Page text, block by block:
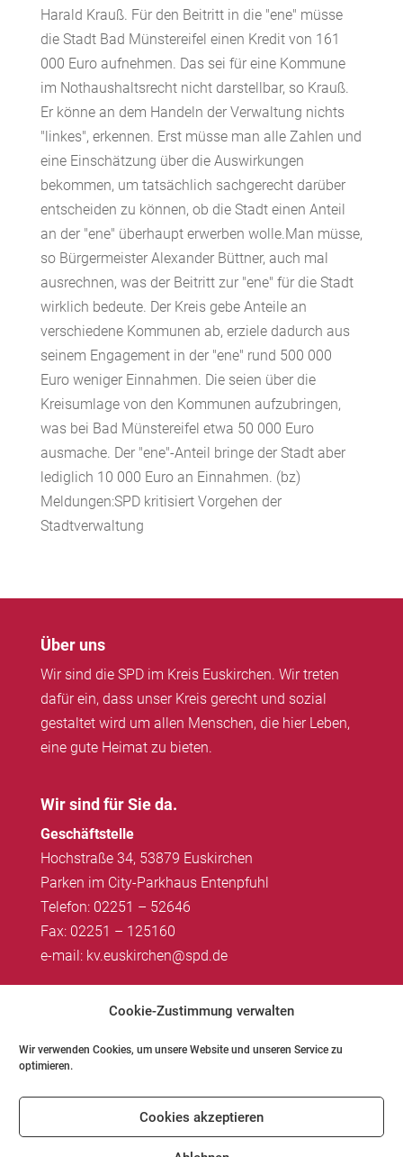
Cookie-Zustimmung verwalten
Wir verwenden Cookies, um unsere Website und unseren Service zu
optimieren.
Cookies akzeptieren
Harald Krauß. Für den Beitritt in die "ene" müsse
die Stadt Bad Münstereifel einen Kredit von 161
000 Euro aufnehmen. Das sei für eine Kommune
im Nothaushaltsrecht nicht darstellbar, so Krauß.
Er könne an dem Handeln der Verwaltung nichts
"linkes", erkennen. Erst müsse man alle Zahlen und
eine Einschätzung über die Auswirkungen
bekommen, um tatsächlich sachgerecht darüber
entscheiden zu können, ob die Stadt einen Anteil
an der "ene" überhaupt erwerben wolle.Man müsse,
so Bürgermeister Alexander Büttner, auch mal
ausrechnen, was der Beitritt zur "ene" für die Stadt
wirklich bedeute. Der Kreis gebe Anteile an
verschiedene Kommunen ab, erziele dadurch aus
seinem Engagement in der "ene" rund 500 000
Euro weniger Einnahmen. Die seien über die
Kreisumlage von den Kommunen aufzubringen,
was bei Bad Münstereifel etwa 50 000 Euro
ausmache. Der "ene"-Anteil bringe der Stadt aber
lediglich 10 000 Euro an Einnahmen. (bz)
Meldungen:SPD kritisiert Vorgehen der
Stadtverwaltung
Über uns
Wir sind die SPD im Kreis Euskirchen. Wir treten
dafür ein, dass unser Kreis gerecht und sozial
gestaltet wird um allen Menschen, die hier Leben,
eine gute Heimat zu bieten.
Wir sind für Sie da.
Geschäftstelle
Hochstraße 34, 53879 Euskirchen
Parken im City-Parkhaus Entenpfuhl
Telefon: 02251 – 52646
Fax: 02251 – 125160
e-mail: kv.euskirchen@spd.de
Impressum Datenschutz
Cookie-Richtlinie (EU)